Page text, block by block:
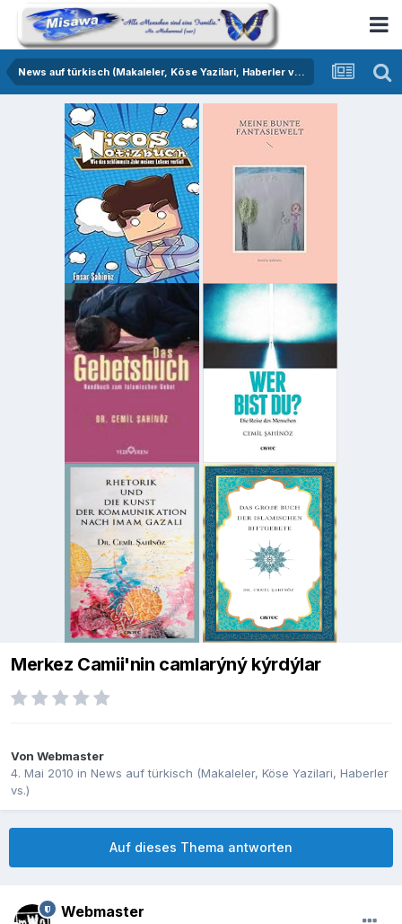
News auf türkisch (Makaleler, Köse Yazilari, Haberler vs.)
Merkez Camii'nin camlarýný kýrdýlar
Von Webmaster
4. Mai 2010 in News auf türkisch (Makaleler, Köse Yazilari, Haberler
vs.)
Auf dieses Thema antworten
Webmaster